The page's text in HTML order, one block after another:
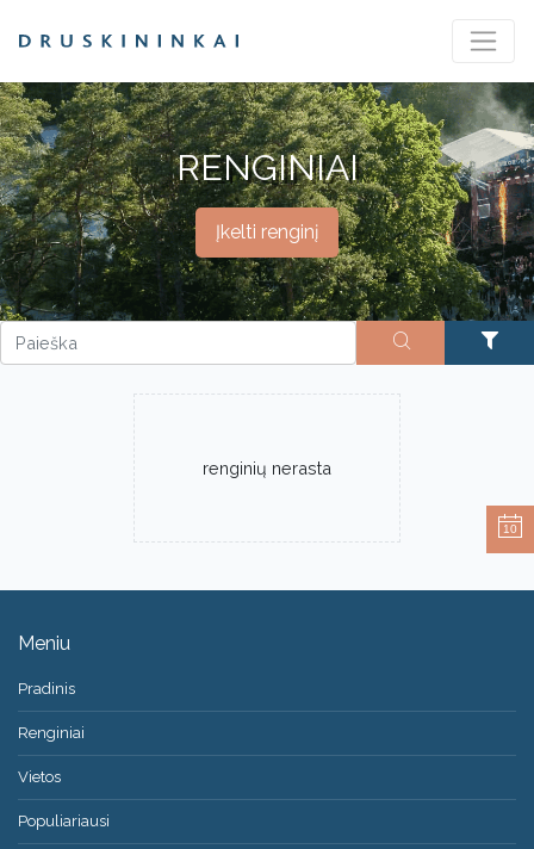
RENGINIAI
Įkelti renginį
renginių nerasta
Meniu
Pradinis
Renginiai
Vietos
Populiariausi
10